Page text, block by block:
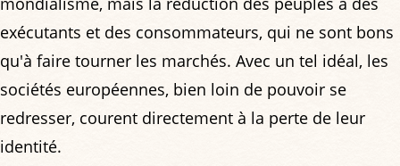
exécutants et des consommateurs, qui ne sont bons
qu'à faire tourner les marchés. Avec un tel idéal, les
sociétés européennes, bien loin de pouvoir se
redresser, courent directement à la perte de leur
identité.